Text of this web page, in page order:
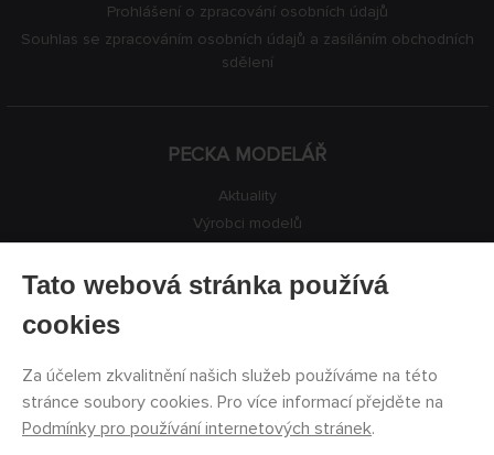
Prohlášení o zpracování osobních údajů
Souhlas se zpracováním osobních údajů a zasíláním obchodních
sdělení
PECKA MODELÁŘ
Aktuality
Výrobci modelů
Kontakty
Tato webová stránka používá
cookies
Za účelem zkvalitnění našich služeb používáme na této
stránce soubory cookies. Pro více informací přejděte na
Podmínky pro používání internetových stránek.